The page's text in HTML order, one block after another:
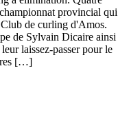
provincial qui
de curling d'Amos.
de Sylvain Dicaire ainsi
laissez-passer pour le
[…]